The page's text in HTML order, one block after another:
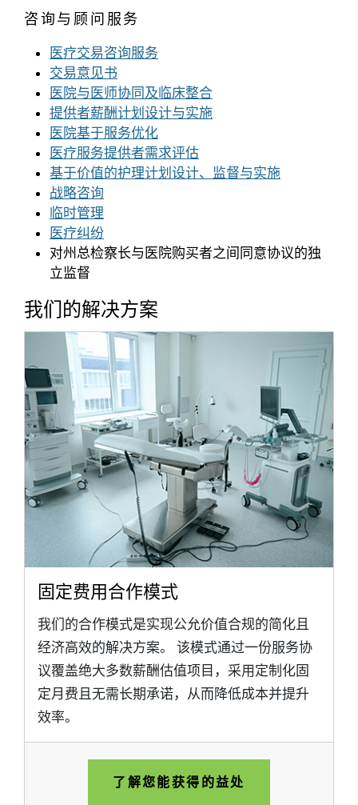
咨询与顾问服务
医疗交易咨询服务
交易意见书
医院与医师协同及临床整合
提供者薪酬计划设计与实施
医院基于服务优化
医疗服务提供者需求评估
基于价值的护理计划设计、监督与实施
战略咨询
临时管理
医疗纠纷
对州总检察长与医院购买者之间同意协议的独
立监督
我们的解决方案
固定费用合作模式
我们的合作模式是实现公允价值合规的简化且
经济高效的解决方案。 该模式通过一份服务协
议覆盖绝大多数薪酬估值项目，采用定制化固
定月费且无需长期承诺，从而降低成本并提升
效率。
了解您能获得的益处